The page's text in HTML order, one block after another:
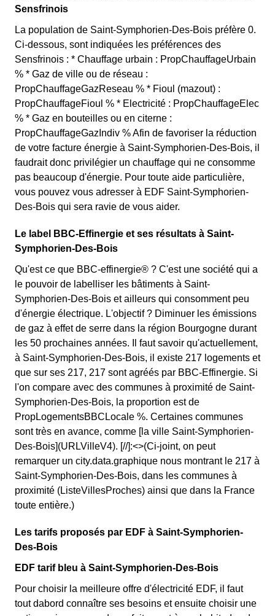
Sensfrinois
La population de Saint-Symphorien-Des-Bois préfère 0.
Ci-dessous, sont indiquées les préférences des
Sensfrinois : * Chauffage urbain : PropChauffageUrbain
% * Gaz de ville ou de réseau :
PropChauffageGazReseau % * Fioul (mazout) :
PropChauffageFioul % * Electricité : PropChauffageElec
% * Gaz en bouteilles ou en citerne :
PropChauffageGazIndiv % Afin de favoriser la réduction
de votre facture énergie à Saint-Symphorien-Des-Bois, il
faudrait donc privilégier un chauffage qui ne consomme
pas beaucoup d'énergie. Pour toute aide particulière,
vous pouvez vous adresser à EDF Saint-Symphorien-
Des-Bois qui sera ravie de vous aider.
Le label BBC-Effinergie et ses résultats à Saint-
Symphorien-Des-Bois
Qu'est ce que BBC-effinergie® ? C'est une société qui a
le pouvoir de labelliser les bâtiments à Saint-
Symphorien-Des-Bois et ailleurs qui consomment peu
d'énergie électrique. L'objectif ? Diminuer les émissions
de gaz à effet de serre dans la région Bourgogne durant
les 50 prochaines années. Il faut savoir qu'actuellement,
à Saint-Symphorien-Des-Bois, il existe 217 logements et
que sur ses 217, 217 sont agréés par BBC-Effinergie. Si
l'on compare avec des communes à proximité de Saint-
Symphorien-Des-Bois, la proportion est de
PropLogementsBBCLocale %. Certaines communes
sont très en avance, comme [la ville Saint-Symphorien-
Des-Bois](URLVilleV4). [//]:<>(Ci-joint, on peut
remarquer un city.data.graphique nous montrant le 217 à
Saint-Symphorien-Des-Bois, dans les communes à
proximité (ListeVillesProches) ainsi que dans la France
toute entière.)
Les tarifs proposés par EDF à Saint-Symphorien-
Des-Bois
EDF tarif bleu à Saint-Symphorien-Des-Bois
Pour choisir la meilleure offre d'électricité EDF, il faut
tout dabord connaître ses besoins et ensuite choisir une